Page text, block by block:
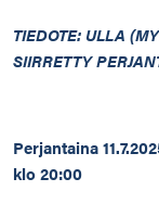
TIEDOTE: ULLA
SIIRRETTY
Perjantaina
klo 20:00